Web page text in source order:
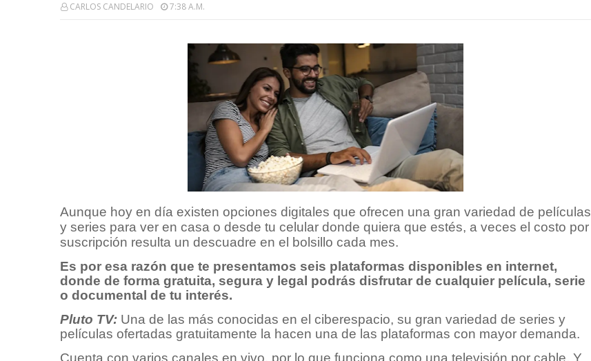
CARLOS CANDELARIO 7:38 A.m.
Aunque hoy en día existen opciones digitales que ofrecen una gran variedad de películas
y series para ver en casa o desde tu celular donde quiera que estés, a veces el costo por
suscripción resulta un descuadre en el bolsillo cada mes.
Es por esa razón que te presentamos seis plataformas disponibles en internet,
donde de forma gratuita, segura y legal podrás disfrutar de cualquier película, serie
o documental de tu interés.
Pluto TV: Una de las más conocidas en el ciberespacio, su gran variedad de series y
películas ofertadas gratuitamente la hacen una de las plataformas con mayor demanda.
Cuenta con varios canales en vivo, por lo que funciona como una televisión por cable. Y